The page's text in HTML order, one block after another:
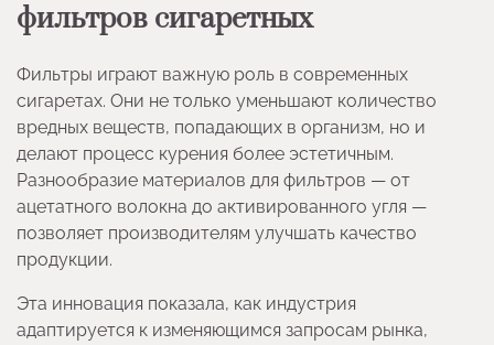
фильтров сигаретных
Фильтры играют важную роль в современных
сигаретах. Они не только уменьшают количество
вредных веществ, попадающих в организм, но и
делают процесс курения более эстетичным.
Разнообразие материалов для фильтров — от
ацетатного волокна до активированного угля —
позволяет производителям улучшать качество
продукции.
Эта инновация показала, как индустрия
адаптируется к изменяющимся запросам рынка,